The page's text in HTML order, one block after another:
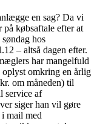
en sag? Da vi
købsaftale efter at
hos
– altså dagen efter.
har mangelfuld
omkring en årlig
om måneden) til
service af
siger han vil gøre
mail med